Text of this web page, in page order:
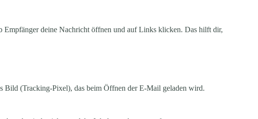
Empfänger deine Nachricht öffnen und auf Links klicken. Das hilft dir,
Bild (Tracking-Pixel), das beim Öffnen der E-Mail geladen wird.